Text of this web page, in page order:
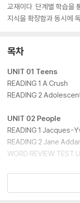
교재이다. 단계별 학습을
지식을 확장함과 동시에
목차
UNIT 01 Teens
READING 1 A Crush
READING 2
UNIT 02 People
READING 1 Jacques-
READING 2 Jane
WORD REVIEW TEST
UNIT 03 Health
READING 1 Food